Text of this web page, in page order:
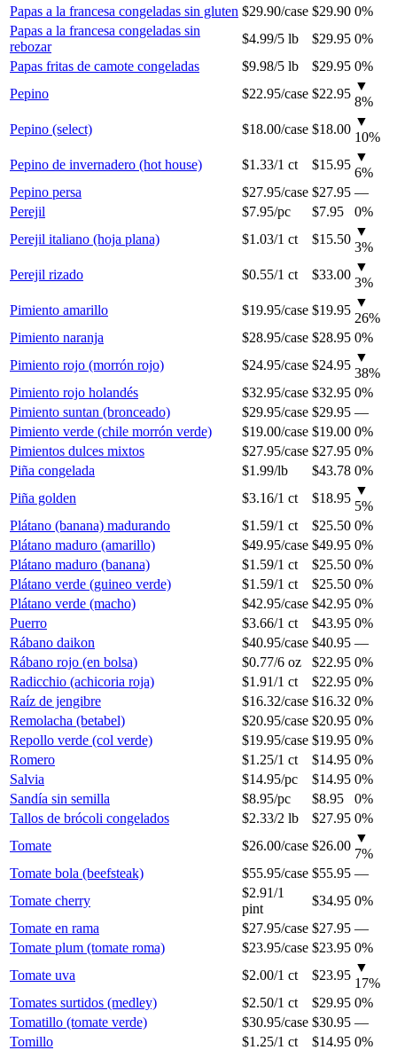
Papas a la francesa congeladas sin gluten $29.90/case $29.90 0%
Papas a la francesa congeladas sin
rebozar
$4.99/5 lb $29.95 0%
Papas fritas de camote congeladas
$9.98/5 lb $29.95 0%
Pepino
$22.95/case $22.95
▼
8%
Pepino (select)
$18.00/case $18.00
▼
10%
Pepino de invernadero (hot house)
$1.33/1 ct $15.95
▼
6%
Pepino persa
$27.95/case $27.95 —
Perejil
$7.95/pc $7.95
0%
Perejil italiano (hoja plana)
$1.03/1 ct $15.50
▼
3%
Perejil rizado
$0.55/1 ct $33.00
▼
3%
Pimiento amarillo
$19.95/case $19.95
▼
26%
Pimiento naranja
$28.95/case $28.95 0%
Pimiento rojo (morrón rojo)
$24.95/case $24.95
▼
38%
Pimiento rojo holandés
$32.95/case $32.95 0%
Pimiento suntan (bronceado)
$29.95/case $29.95 —
Pimiento verde (chile morrón verde)
$19.00/case $19.00 0%
Pimientos dulces mixtos
$27.95/case $27.95 0%
Piña congelada
$1.99/lb $43.78 0%
Piña golden
$3.16/1 ct $18.95
▼
5%
Plátano (banana) madurando
$1.59/1 ct $25.50 0%
Plátano maduro (amarillo)
$49.95/case $49.95 0%
Plátano maduro (banana)
$1.59/1 ct $25.50 0%
Plátano verde (guineo verde)
$1.59/1 ct $25.50 0%
Plátano verde (macho)
$42.95/case $42.95 0%
Puerro
$3.66/1 ct $43.95 0%
Rábano daikon
$40.95/case $40.95 —
Rábano rojo (en bolsa)
$0.77/6 oz $22.95 0%
Radicchio (achicoria roja)
$1.91/1 ct $22.95 0%
Raíz de jengibre
$16.32/case $16.32 0%
Remolacha (betabel)
$20.95/case $20.95 0%
Repollo verde (col verde)
$19.95/case $19.95 0%
Romero
$1.25/1 ct $14.95 0%
Salvia
$14.95/pc $14.95 0%
Sandía sin semilla
$8.95/pc $8.95
0%
Tallos de brócoli congelados
$2.33/2 lb $27.95 0%
Tomate
$26.00/case $26.00
▼
7%
Tomate bola (beefsteak)
$55.95/case $55.95 —
Tomate cherry
$2.91/1
pint
$34.95 0%
Tomate en rama
$27.95/case $27.95 —
Tomate plum (tomate roma)
$23.95/case $23.95 0%
Tomate uva
$2.00/1 ct $23.95
▼
17%
Tomates surtidos (medley)
$2.50/1 ct $29.95 0%
Tomatillo (tomate verde)
$30.95/case $30.95 —
Tomillo
$1.25/1 ct $14.95 0%